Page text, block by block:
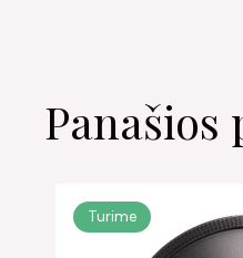
Panašios
Turime